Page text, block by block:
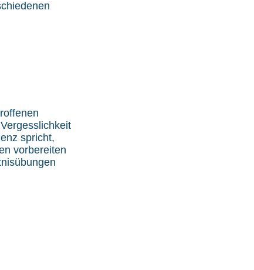
spricht,
vorbereiten